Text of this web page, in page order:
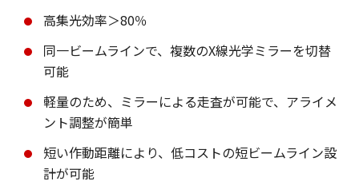
高集光効率＞80％
同一ビームラインで、複数のX線光学ミラーを切替
可能
軽量のため、ミラーによる走査が可能で、アライメ
ント調整が簡単
短い作動距離により、低コストの短ビームライン設
計が可能